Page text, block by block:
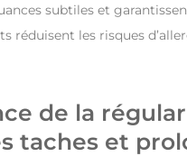
subtiles et
réduisent les risques
de la
taches et